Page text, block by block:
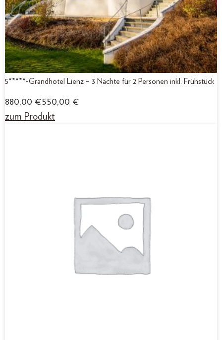
5*****-Grandhotel Lienz – 3 Nächte für 2 Personen inkl. Frühstück
880,00 €550,00 €
zum Produkt